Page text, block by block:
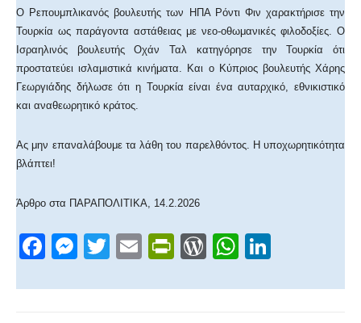
Ο Ρεπουμπλικανός βουλευτής των ΗΠΑ Ρόντι Φιν χαρακτήρισε την
Τουρκία ως παράγοντα αστάθειας με νεο-οθωμανικές φιλοδοξίες. Ο
Ισραηλινός βουλευτής Οχάν Ταλ κατηγόρησε την Τουρκία ότι
προστατεύει ισλαμιστικά κινήματα. Και ο Κύπριος βουλευτής Χάρης
Γεωργιάδης δήλωσε ότι η Τουρκία είναι ένα αυταρχικό, εθνικιστικό
και αναθεωρητικό κράτος.
Ας μην επαναλάβουμε τα λάθη του παρελθόντος. Η υποχωρητικότητα
βλάπτει!
Άρθρο στα ΠΑΡΑΠΟΛΙΤΙΚΑ, 14.2.2026
F
c
M
ss
T
tt
E
ail
Pr
tF
W
d
W
at k